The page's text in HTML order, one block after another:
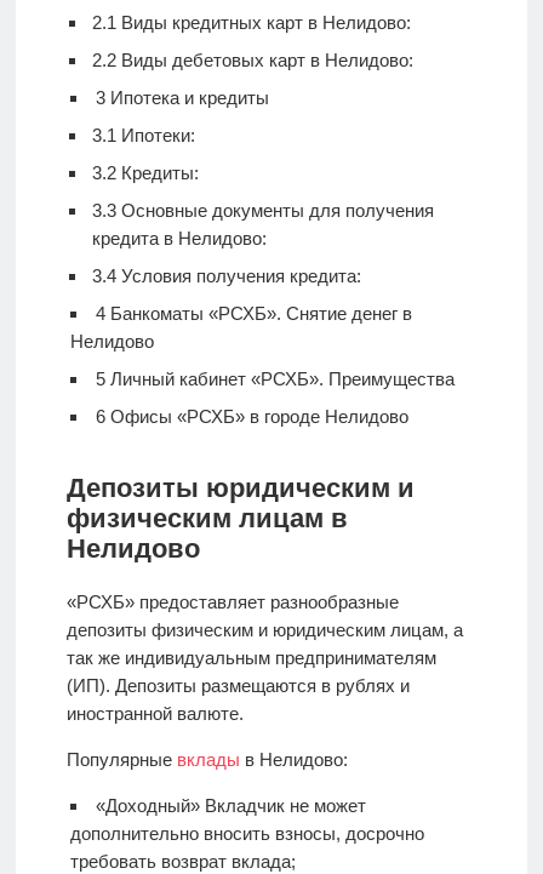
2.1 Виды кредитных карт в Нелидово:
2.2Виды дебетовых карт в Нелидово:
3Ипотека и кредиты
3.1 Ипотеки:
3.2Кредиты:
3.3Основные документы для получения
кредита в Нелидово:
3.4Условия получения кредита:
4Банкоматы «РСХБ». Снятие денег в
Нелидово
5Личный кабинет «РСХБ». Преимущества
6Офисы «РСХБ» в городе Нелидово
Депозиты юридическим и
физическим лицам в
Нелидово
«РСХБ» предоставляет разнообразные
депозиты физическим и юридическим лицам, а
так же индивидуальным предпринимателям
(ИП). Депозиты размещаются в рублях и
иностранной валюте.
Популярные вклады в Нелидово:
«Доходный» Вкладчик не может
дополнительно вносить взносы, досрочно
требовать возврат вклада;